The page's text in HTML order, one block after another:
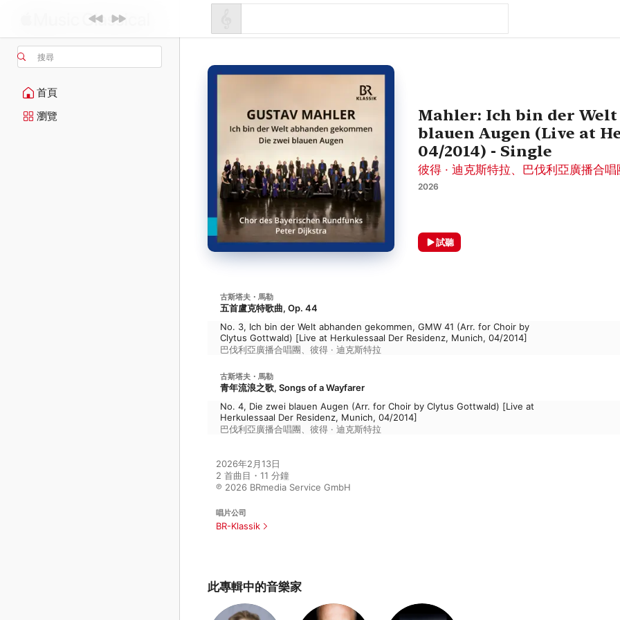
搜尋
首頁
瀏覽
Mahler: Ich bin der
blauen Augen (Live at
04/2014) - Single
彼得 · 迪克斯特拉、 巴伐利亞廣播合唱
2026
試聽
古斯塔夫・馬勒
五首盧克特歌曲, Op. 44
No. 3, Ich bin der Welt abhanden gekommen, GMW 41 (Arr. for Choir by
Clytus Gottwald) [Live at Herkulessaal Der Residenz, Munich, 04/2014]
巴伐利亞廣播合唱團
彼得 · 迪克斯特拉
古斯塔夫・馬勒
青年流浪之歌, Songs of a Wayfarer
No. 4, Die zwei blauen Augen (Arr. for Choir by Clytus Gottwald) [Live at
Herkulessaal Der Residenz, Munich, 04/2014]
巴伐利亞廣播合唱團
彼得 · 迪克斯特拉
2026年2月13日
2 首曲目・11 分鐘
℗ 2026 BRmedia Service GmbH
唱片公司
BR-Klassik
此專輯中的音樂家